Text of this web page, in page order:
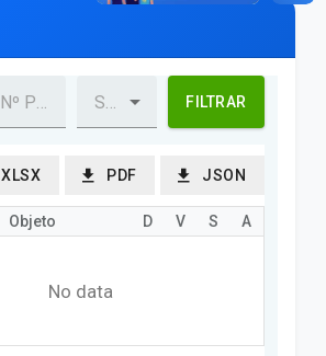
FILTRAR
XLSX PDF JSON
Objeto
No data